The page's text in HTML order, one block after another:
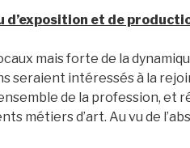
d’exposition et de
mais forte de la
seraient intéressés à la
de la profession, et
métiers d’art. Au vu de